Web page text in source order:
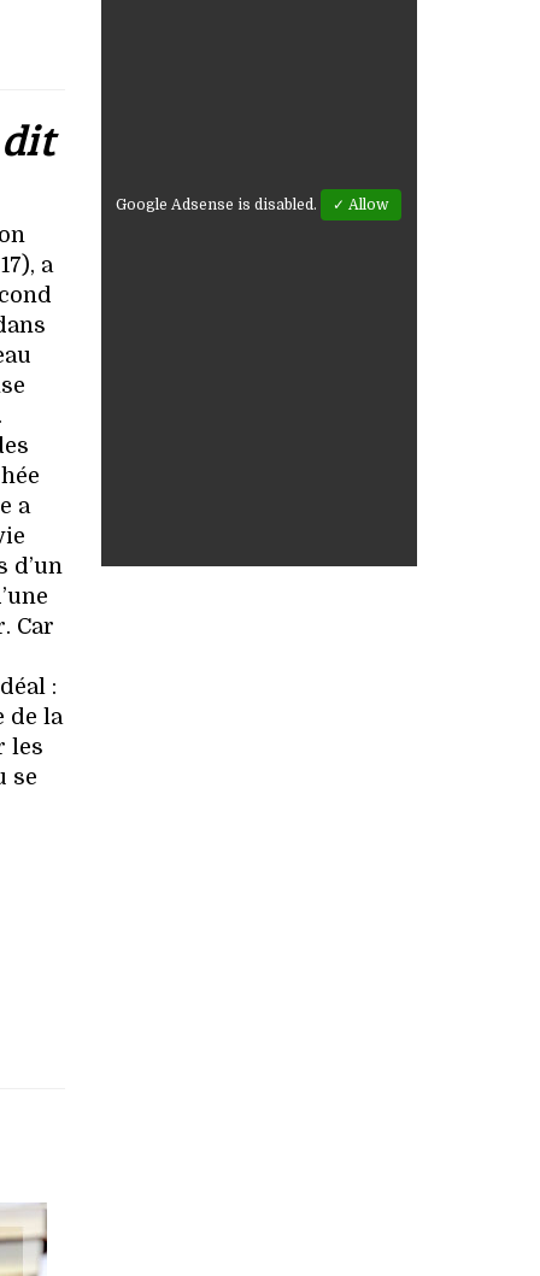
a
a
d’un
Car
:
de la
les
se
Google Adsense is disabled. ✓ Allow